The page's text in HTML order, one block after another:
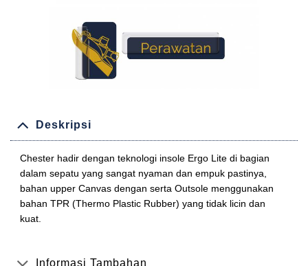
Deskripsi
Chester hadir dengan teknologi insole Ergo Lite di bagian
dalam sepatu yang sangat nyaman dan empuk pastinya,
bahan upper Canvas dengan serta Outsole menggunakan
bahan TPR (Thermo Plastic Rubber) yang tidak licin dan
kuat.
Informasi Tambahan